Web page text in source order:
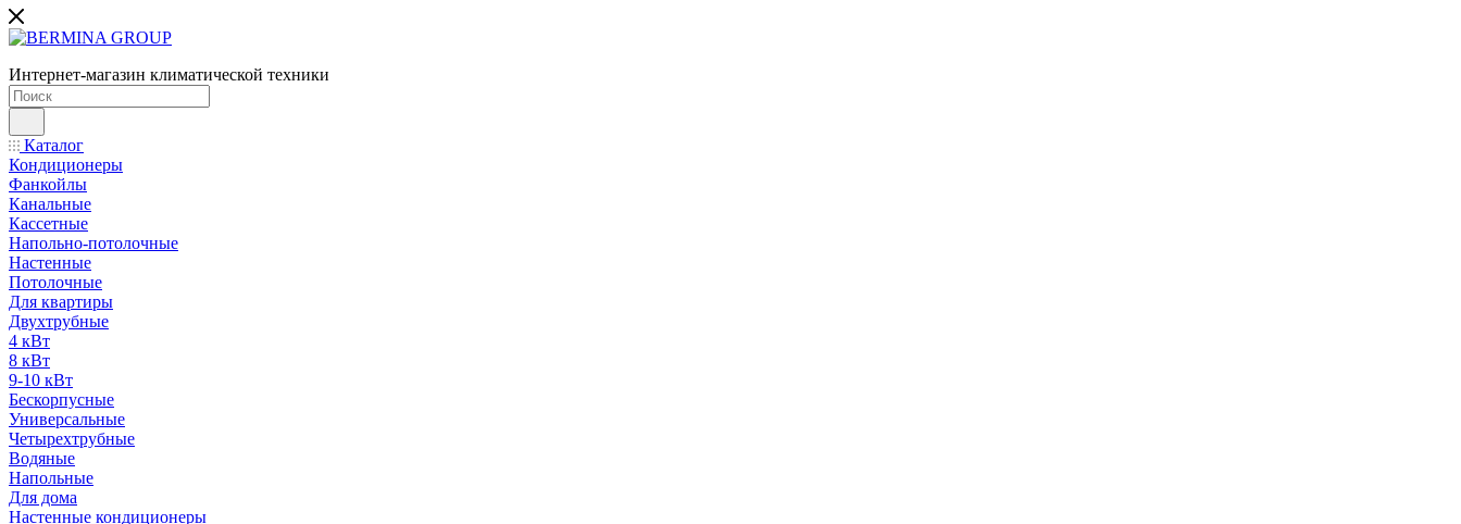
Интернет-магазин климатической техники
Каталог
Кондиционеры
Фанкойлы
Канальные
Кассетные
Напольно-потолочные
Настенные
Потолочные
Для квартиры
Двухтрубные
4 кВт
8 кВт
9-10 кВт
Бескорпусные
Универсальные
Четырехтрубные
Водяные
Напольные
Для дома
Настенные кондиционеры